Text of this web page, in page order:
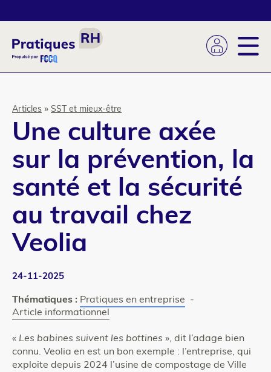
principal
Fil
d'Ariane
Articles SST et mieux-être
Une culture axée
sur la prévention, la
santé et la sécurité
au travail chez
Veolia
24-11-2025
Thématiques : Pratiques en entreprise -
Article informationnel
« Les babines suivent les bottines », dit l’adage bien
connu. Veolia en est un bon exemple : l’entreprise, qui
exploite depuis 2024 l’usine de compostage de Ville